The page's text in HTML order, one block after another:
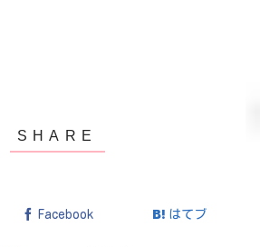
Facebook はてブ